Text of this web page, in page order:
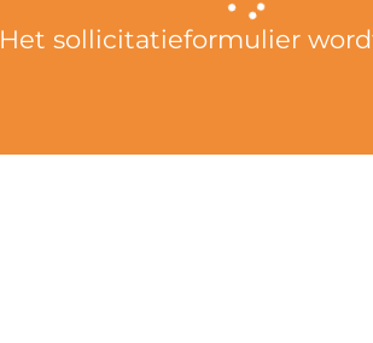
Het sollicitatieformulier